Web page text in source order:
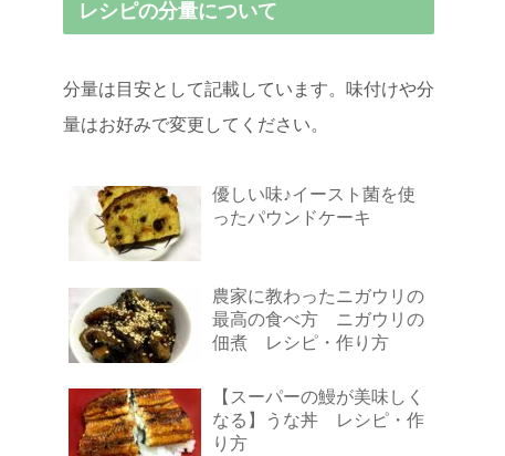
レシピの分量について
分量は目安として記載しています。味付けや分
量はお好みで変更してください。
優しい味♪イースト菌を使
ったパウンドケーキ
農家に教わったニガウリの
最高の食べ方 ニガウリの
佃煮 レシピ・作り方
【スーパーの鰻が美味しく
なる】うな丼 レシピ・作
り方